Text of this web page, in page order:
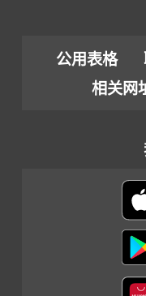
公用表格
相关网